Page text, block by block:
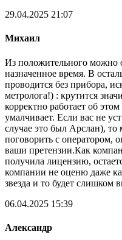
29.04.2025 21:07
Михаил
Из положительного можно
назначенное время. В
проводится без прибора,
метролога!) : крутится
корректно работает об
умалчивает. Если вас не
случае это был Арслан), то
поговорить с оператором,
ваши претензии.Как
получила лицензию,
компании не оценю даже
звезда и то будет слишком
06.04.2025 15:39
Александр